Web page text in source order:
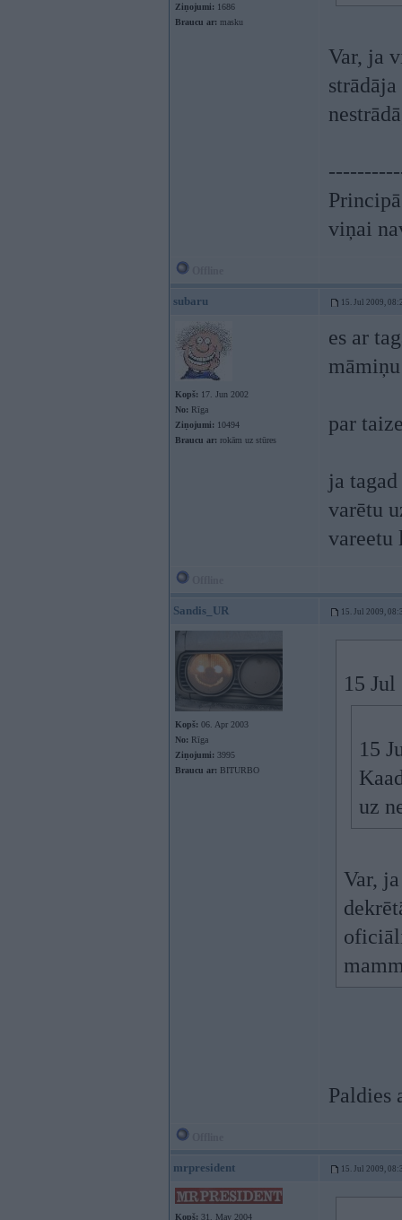
Ziņojumi: 1686
Braucu ar: masku
Var, ja
viņai
subaru 15. Jul 2009,
Kopš: 17. Jun 2002
No: Rīga
Ziņojumi: 10494
Braucu ar: rokām uz stūres
es ar
par
ja
varētu
vareetu
Sandis_UR 15. Jul 2009,
Kopš: 06. Apr 2003
No: Rīga
Ziņojumi: 3995
Braucu ar: BITURBO
15
15
uz
Var,
Paldies
mrpresident 15. Jul 2009,
Kopš: 31. May 2004